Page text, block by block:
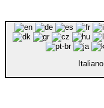
Italiano